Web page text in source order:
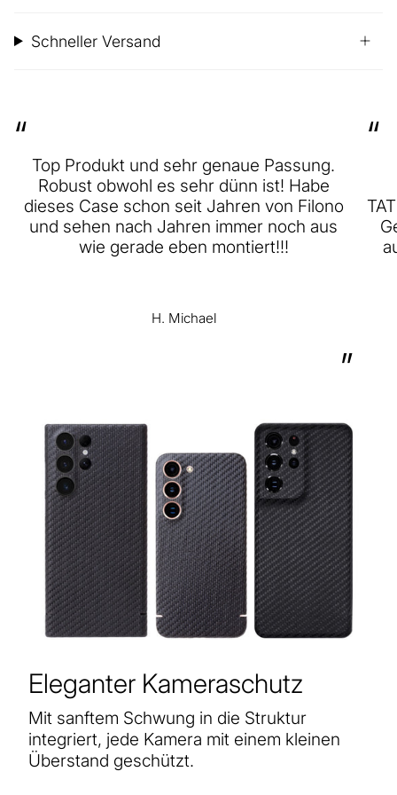
Schneller Versand
“
Top Produkt und sehr genaue Passung.
Robust obwohl es sehr dünn ist! Habe
dieses Case schon seit Jahren von Filono
und sehen nach Jahren immer noch aus
wie gerade eben montiert!!!
”
H. Michael
“
Eleganter Kameraschutz
Mit sanftem Schwung in die Struktur
integriert, jede Kamera mit einem kleinen
Überstand geschützt.